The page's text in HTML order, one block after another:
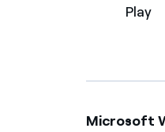
Play
Microsoft